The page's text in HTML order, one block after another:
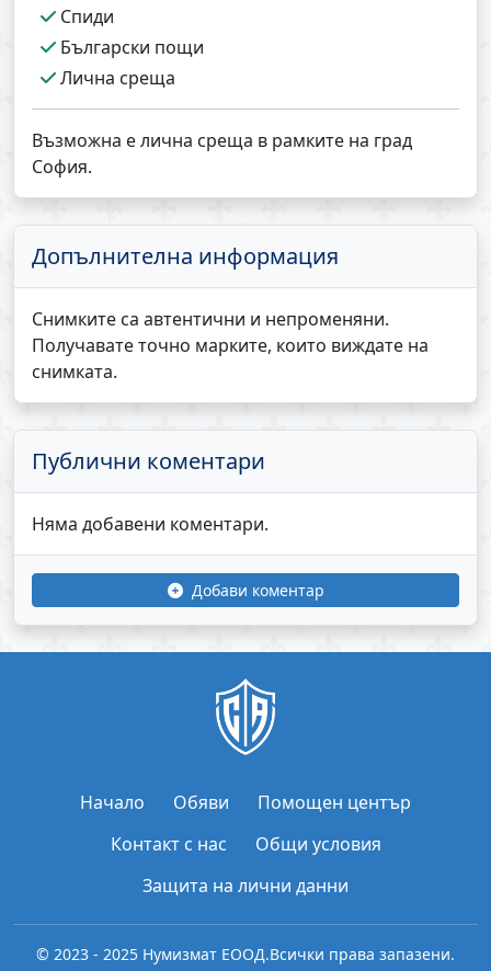
Спиди
Български пощи
Лична среща
Възможна е лична среща в рамките на град
София.
Допълнителна информация
Снимките са автентични и непроменяни.
Получавате точно марките, които виждате на
снимката.
Публични коментари
Няма добавени коментари.
Добави коментар
Начало Обяви
Помощен център
Контакт с нас
Общи условия
Защита на лични данни
© 2023 - 2025 Нумизмат ЕООД.Всички права запазени.